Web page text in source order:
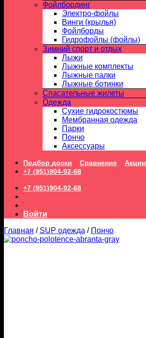
Фойлбординг
Электро-фойлы
Винги (крылья)
Фойлборды
Гидрофойлы (фойлы)
Зимний спорт и отдых
Лыжи
Лыжные комплекты
Лыжные палки
Лыжные ботинки
Спасательные жилеты
Одежда
Сухие гидрокостюмы
Мембранная одежда
Парки
Пончо
Аксессуары
Подбор доски Сравнение
Акции
+7 (951)904-92-68
+7 (951)904-92-68
Войти
Главная / SUP одежда / Пончо